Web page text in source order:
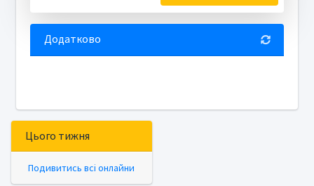
Додатково
Цього тижня
Подивитись всі онлайни